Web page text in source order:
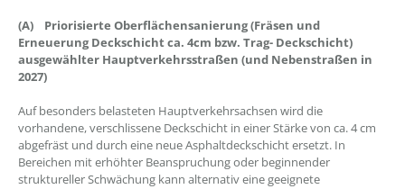
(A) Priorisierte Oberflächensanierung (Fräsen und
Erneuerung Deckschicht ca. 4cm bzw. Trag- Deckschicht)
ausgewählter Hauptverkehrsstraßen (und Nebenstraßen in
2027)
Auf besonders belasteten Hauptverkehrsachsen wird die
vorhandene, verschlissene Deckschicht in einer Stärke von ca. 4 cm
abgefräst und durch eine neue Asphaltdeckschicht ersetzt. In
Bereichen mit erhöhter Beanspruchung oder beginnender
struktureller Schwächung kann alternativ eine geeignete